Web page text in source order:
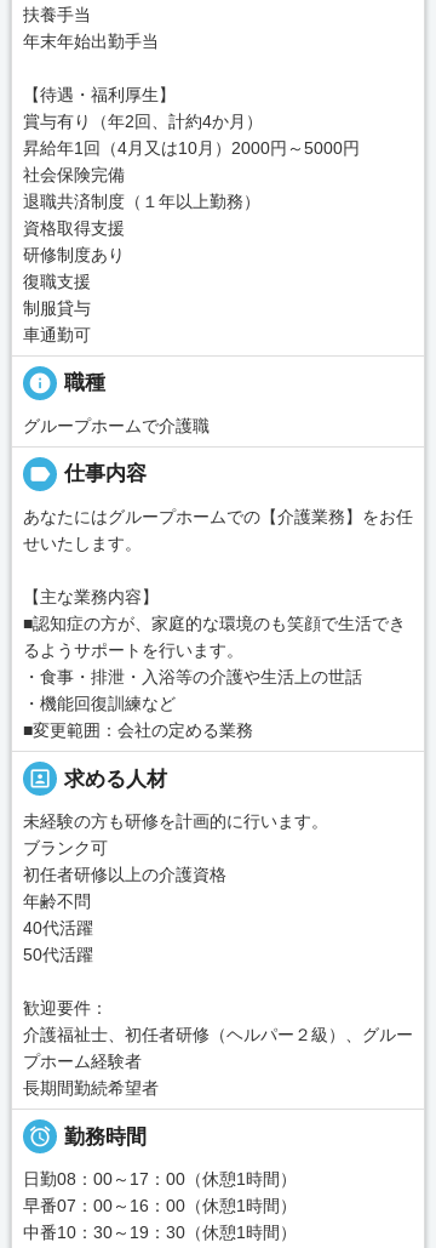
扶養手当
年末年始出勤手当
【待遇・福利厚生】
賞与有り（年2回、計約4か月）
昇給年1回（4月又は10月）2000円～5000円
社会保険完備
退職共済制度（１年以上勤務）
資格取得支援
研修制度あり
復職支援
制服貸与
車通勤可
info 職種
グループホームで介護職
label 仕事内容
あなたにはグループホームでの【介護業務】をお任
せいたします。
【主な業務内容】
■認知症の方が、家庭的な環境のも笑顔で生活でき
るようサポートを行います。
・食事・排泄・入浴等の介護や生活上の世話
・機能回復訓練など
■変更範囲：会社の定める業務
portrait 求める人材
未経験の方も研修を計画的に行います。
ブランク可
初任者研修以上の介護資格
年齢不問
40代活躍
50代活躍
歓迎要件：
介護福祉士、初任者研修（ヘルパー２級）、グルー
プホーム経験者
長期間勤続希望者
 勤務時間
日勤08：00～17：00（休憩1時間）
早番07：00～16：00（休憩1時間）
中番10：30～19：30（休憩1時間）